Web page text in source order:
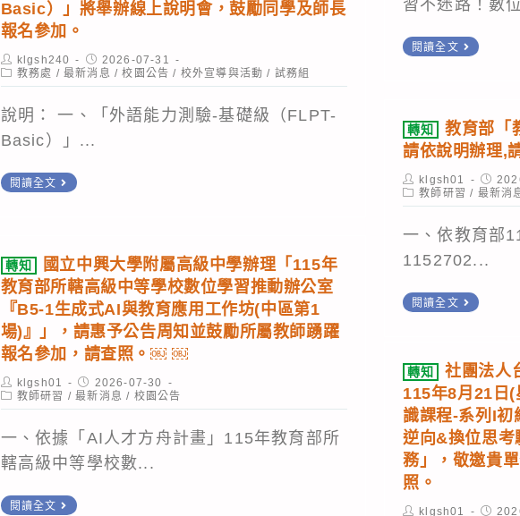
實
計
鼓
勵
興
師，
報
名
參
教
程,
惠
請
予
公
告
並
躍
推
薦
學
生、
迎
貴
校
同
參
請
惠
予
公
告
周
知，
請
查
究
辦
理
115
年
國
育
考
命
題
研
習
工
辦
「115
年
至
116
普
技
術
型
高
中
物
適
性
115
/
7
（五
本
站
「後
臺」
登
入
南
區
網
(成
大)
線
改
接
作
業，
「本
校
網
頁」
將
會
習不迷路！數
閱讀全文
「運
材
網
物
習
不
位
課
程
有
效
Basic）」將舉辦線上說明會，鼓勵同學及師長
報名參加。
Post
author:
klgsh240
Post
published:
2026-07-31
Post
category:
教務處 / 最新消息 / 校園公告 / 校外宣導與活動 / 試務組
說明： 一、「外語能力測驗-基礎級（FLPT-
Basic）」...
閱讀全文
2026
語
能
力
測
驗-
基
礎
級
（FLPT-
將
轉知
教育部「
請依說明辦理,
Post
author:
klgsh01
Post
Post
category:
教師研習 / 最新消
一、依教育部
1152702...
閱讀全文
育
部
「教
師
數
轉知
國立中興大學附屬高級中學辦理「115年
教育部所轄高級中等學校數位學習推動辦公室
『B5-1生成式AI與教育應用工作坊(中區第1
場)』」，請惠予公告周知並鼓勵所屬教師踴躍
報名參加，請查照。￼ ￼
Post
author:
klgsh01
Post
published:
2026-07-30
Post
category:
教師研習 / 最新消息 / 校園公告
一、依據「AI人才方舟計畫」115年教育部所
轄高級中等學校數...
閱讀全文
轉知
社團法人
115年8月21日
識課程-系列I
逆向&換位思
務」，敬邀貴
照。
Postklgsh01
Post